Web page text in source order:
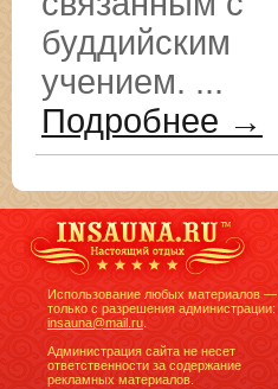
буддийским
учением. ...
Подробнее →
Использование любых материалов —
только с разрешения администрации:
insauna@mail.ru
Администрация сайта не несет
ответственности за содержание
рекламных материалов.